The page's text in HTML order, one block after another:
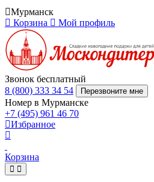
Мурманск
Корзина
Мой профиль
Звонок бесплатный
8 (800) 333 34 54
Перезвоните мне
Номер в Мурманске
+7 (495) 961 46 70
Избранное
Корзина